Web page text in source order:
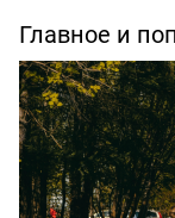
Главное и